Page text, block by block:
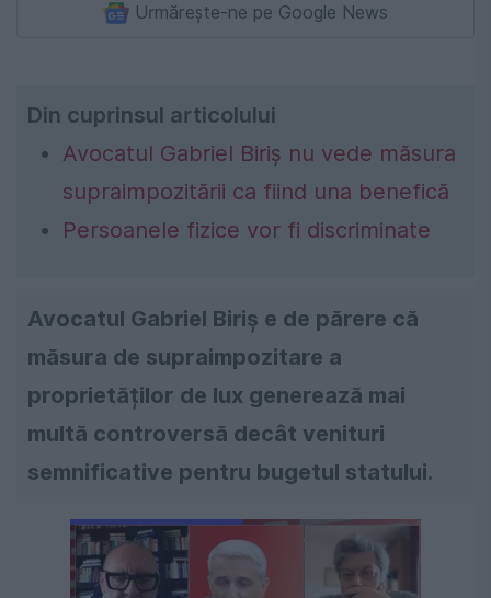
Urmărește-ne pe Google News
Din cuprinsul articolului
Avocatul Gabriel Biriș nu vede măsura
supraimpozitării ca fiind una benefică
Persoanele fizice vor fi discriminate
Avocatul Gabriel Biriș e de părere că
măsura de supraimpozitare a
proprietăților de lux generează mai
multă controversă decât venituri
semnificative pentru bugetul statului.